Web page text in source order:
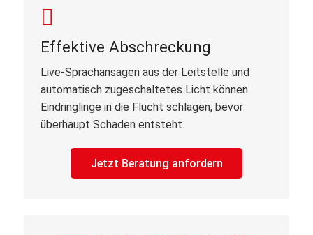
Effektive Abschreckung
Live-Sprachansagen aus der Leitstelle und
automatisch zugeschaltetes Licht können
Eindringlinge in die Flucht schlagen, bevor
überhaupt Schaden entsteht.
Jetzt Beratung anfordern